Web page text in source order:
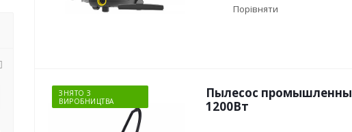
Порівняти
ЗНЯТО З
ВИРОБНИЦТВА
Пылесос
1200Вт